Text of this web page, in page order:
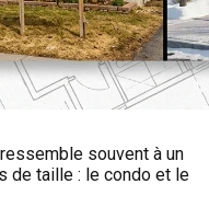
souvent à un
de taille : le condo et le